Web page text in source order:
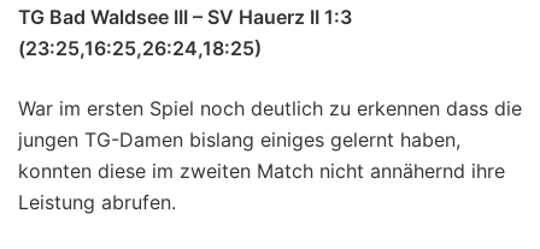
TG Bad Waldsee III – SV Hauerz II 1:3
(23:25,16:25,26:24,18:25)
War im ersten Spiel noch deutlich zu erkennen dass die
jungen TG-Damen bislang einiges gelernt haben,
konnten diese im zweiten Match nicht annähernd ihre
Leistung abrufen.